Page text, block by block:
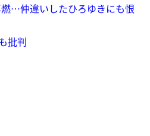
…仲違いしたひろゆきにも恨
批判